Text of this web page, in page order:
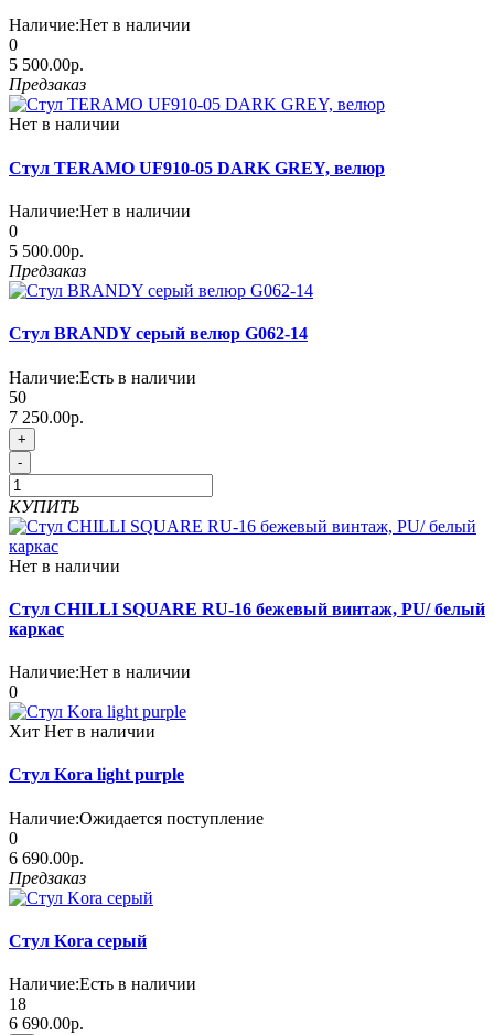
Наличие:Нет в наличии
0
5 500.00р.
Предзаказ
Нет в наличии
Стул TERAMO UF910-05 DARK GREY, велюр
Наличие:Нет в наличии
0
5 500.00р.
Предзаказ
Стул BRANDY серый велюр G062-14
Наличие:Есть в наличии
50
7 250.00р.
+
-
КУПИТЬ
Нет в наличии
Стул CHILLI SQUARE RU-16 бежевый винтаж, PU/ белый
каркас
Наличие:Нет в наличии
0
Хит Нет в наличии
Стул Kora light purple
Наличие:Ожидается поступление
0
6 690.00р.
Предзаказ
Стул Kora серый
Наличие:Есть в наличии
18
6 690.00р.